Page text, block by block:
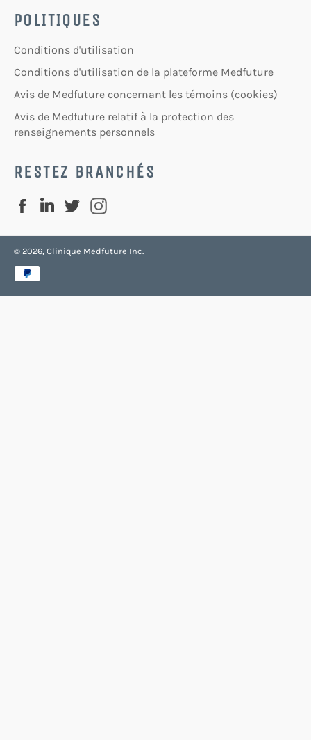
POLITIQUES
Conditions d'utilisation
Conditions d'utilisation de la plateforme Medfuture
Avis de Medfuture concernant les témoins (cookies)
Avis de Medfuture relatif à la protection des
renseignements personnels
RESTEZ BRANCHÉS
FacebookLinkedinTwitter
© 2026, Clinique Medfuture Inc.
Méthodes
de
paiement